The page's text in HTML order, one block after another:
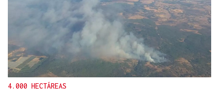
4.000 HECTÁREAS